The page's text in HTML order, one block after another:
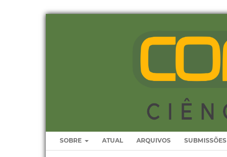
SOBRE ATUAL ARQUIVOS SUBMISSÕES